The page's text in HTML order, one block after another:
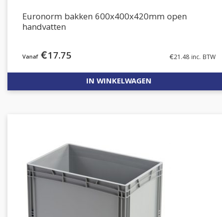
Euronorm bakken 600x400x420mm open
handvatten
€17.75 €21.48 inc. BTW
IN WINKELWAGEN